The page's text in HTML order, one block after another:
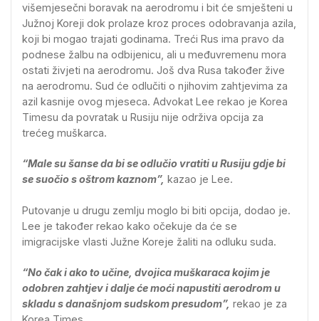
višemjesečni boravak na aerodromu i bit će smješteni u
Južnoj Koreji dok prolaze kroz proces odobravanja azila,
koji bi mogao trajati godinama. Treći Rus ima pravo da
podnese žalbu na odbijenicu, ali u međuvremenu mora
ostati živjeti na aerodromu. Još dva Rusa također žive
na aerodromu. Sud će odlučiti o njihovim zahtjevima za
azil kasnije ovog mjeseca. Advokat Lee rekao je Korea
Timesu da povratak u Rusiju nije održiva opcija za
trećeg muškarca.
“Male su šanse da bi se odlučio vratiti u Rusiju gdje bi
se suočio s oštrom kaznom”, kazao je Lee.
Putovanje u drugu zemlju moglo bi biti opcija, dodao je.
Lee je također rekao kako očekuje da će se
imigracijske vlasti Južne Koreje žaliti na odluku suda.
“No čak i ako to učine, dvojica muškaraca kojim je
odobren zahtjev i dalje će moći napustiti aerodrom u
skladu s današnjom sudskom presudom”, rekao je za